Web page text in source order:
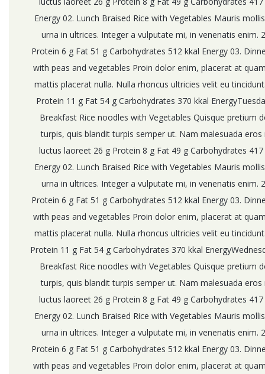
Energy 02. Lunch Braised Rice with Vegetables Mauris
urna in ultrices. Integer a vulputate mi, in venenatis enim.
Protein 6 g Fat 51 g Carbohydrates 512 kkal Energy 03.
with peas and vegetables Proin dolor enim, placerat at
mattis placerat nulla. Nulla rhoncus ultricies velit eu
Protein 11 g Fat 54 g Carbohydrates 370 kkal
Breakfast Rice noodles with Vegetables Quisque pretium
turpis, quis blandit turpis semper ut. Nam malesuada eros
luctus laoreet 26 g Protein 8 g Fat 49 g Carbohydrates 417
Energy 02. Lunch Braised Rice with Vegetables Mauris
urna in ultrices. Integer a vulputate mi, in venenatis enim.
Protein 6 g Fat 51 g Carbohydrates 512 kkal Energy 03.
with peas and vegetables Proin dolor enim, placerat at
mattis placerat nulla. Nulla rhoncus ultricies velit eu
Protein 11 g Fat 54 g Carbohydrates 370 kkal
Breakfast Rice noodles with Vegetables Quisque pretium
turpis, quis blandit turpis semper ut. Nam malesuada eros
luctus laoreet 26 g Protein 8 g Fat 49 g Carbohydrates 417
Energy 02. Lunch Braised Rice with Vegetables Mauris
urna in ultrices. Integer a vulputate mi, in venenatis enim.
Protein 6 g Fat 51 g Carbohydrates 512 kkal Energy 03.
with peas and vegetables Proin dolor enim, placerat at